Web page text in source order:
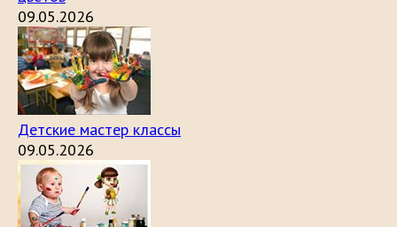
09.05.2026
Детские мастер классы
09.05.2026